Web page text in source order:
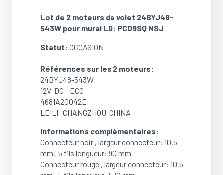
24BYJ48-
543W
mural
PC09SQ
NSJ
(OCCASION)
Lot de 2 moteurs de volet 24BYJ48-
543W pour mural LG: PC09SQ NSJ
Statut: OCCASION
Références sur les 2 moteurs:
24BYJ48-543W
12V DC ECO
4681A20042E
LEILI CHANGZHOU CHINA
Informations complémentaires:
Connecteur noir , largeur connecteur: 10.5
mm, 5 fils longueur: 90 mm
Connecteur rouge , largeur connecteur: 10.5